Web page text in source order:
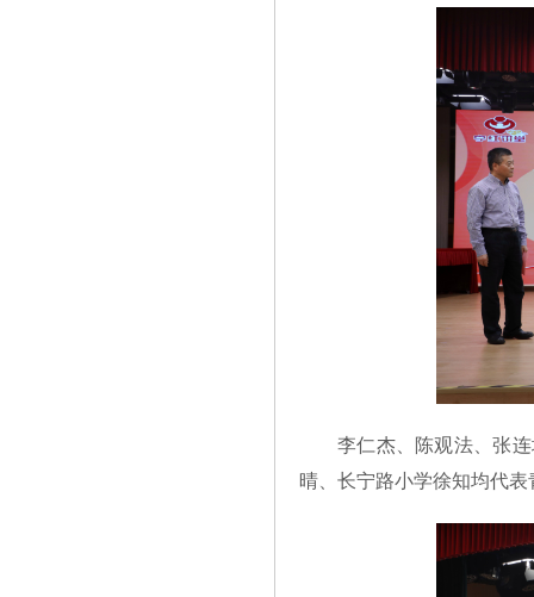
李仁杰、陈观法、张
晴、长宁路小学徐知均代